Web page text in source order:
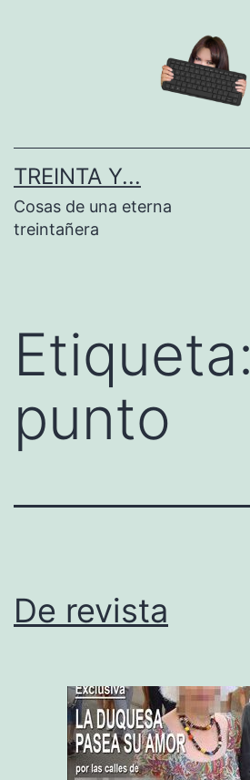
TREINTA Y...
Cosas de una eterna
treintañera
Etiqueta:
punto
De revista